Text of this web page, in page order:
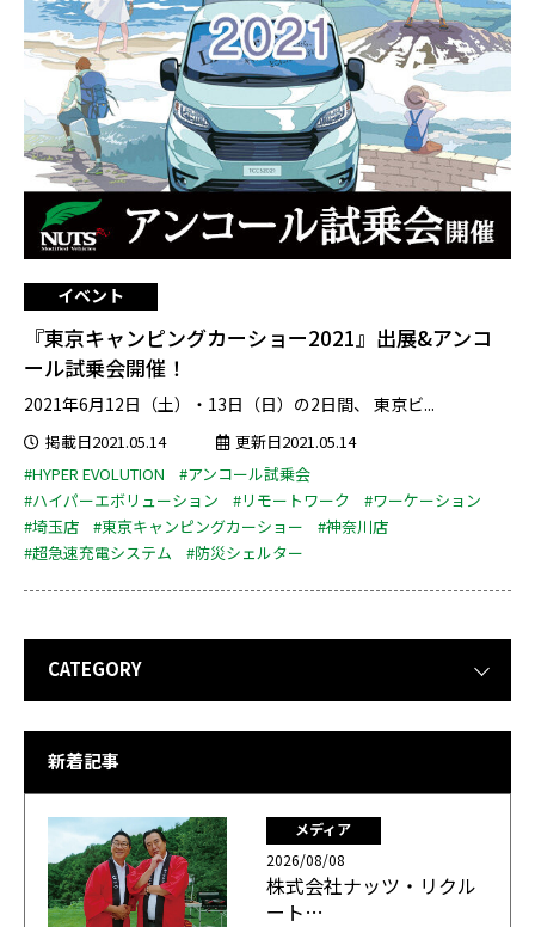
イベント
『東京キャンピングカーショー2021』出展&アンコ
ール試乗会開催！
2021年6⽉12日（土）・13⽇（日）の2日間、 東京ビ...
掲載日2021.05.14
更新日2021.05.14
#HYPER EVOLUTION
#アンコール試乗会
#ハイパーエボリューション
#リモートワーク
#ワーケーション
#埼玉店
#東京キャンピングカーショー
#神奈川店
#超急速充電システム
#防災シェルター
CATEGORY
新着記事
メディア
2026/08/08
株式会社ナッツ・リクル
ート…